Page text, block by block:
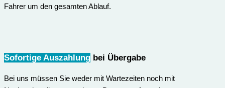
Fahrer um den gesamten Ablauf.
Sofortige Auszahlung bei Übergabe
Bei uns müssen Sie weder mit Wartezeiten noch mit